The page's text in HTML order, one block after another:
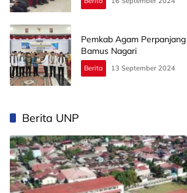
Pemkab Agam
Bamus Nagari
Berita 13 September 2024
Berita UNP